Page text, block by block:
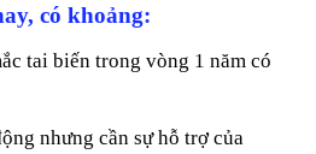
có khoảng:
tai biến trong vòng 1 năm có
nhưng cần sự hỗ trợ của